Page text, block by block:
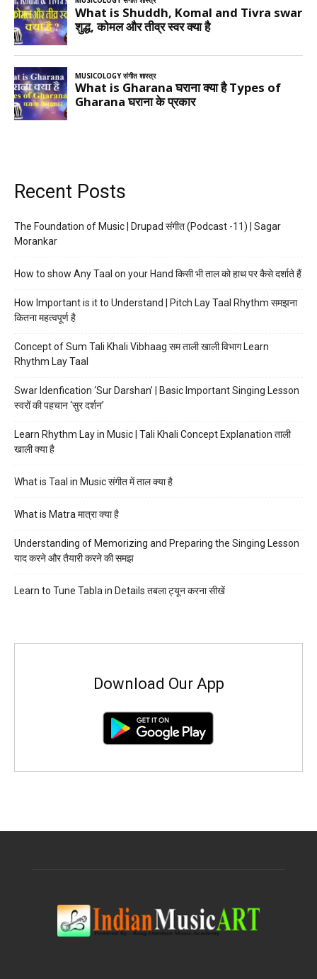
Recent Posts
The Foundation of Music | Drupad संगीत (Podcast -11) | Sagar
Morankar
How to show Any Taal on your Hand किसी भी ताल को हाथ पर कैसे दर्शाते हैं
How Important is it to Understand | Pitch Lay Taal Rhythm समझना
कितना महत्वपूर्ण है
Concept of Sum Tali Khali Vibhaag सम ताली खाली विभाग Learn
Rhythm Lay Taal
Swar Idenfication ‘Sur Darshan’ | Basic Important Singing Lesson
स्वरों की पहचान ‘सुर दर्शन’
Learn Rhythm Lay in Music | Tali Khali Concept Explanation ताली
खाली क्या है
What is Taal in Music संगीत में ताल क्या है
What is Matra मात्रा क्या है
Understanding of Memorizing and Preparing the Singing Lesson
याद करने और तैयारी करने की समझ
Learn to Tune Tabla in Details तबला ट्यून करना सीखें
Download Our App